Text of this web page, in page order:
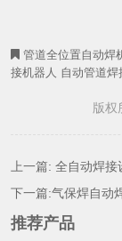
管道全位置自动焊
接机器人 自动管道焊
版权
上一篇: 全自动焊接
下一篇:气保焊自动
推荐产品